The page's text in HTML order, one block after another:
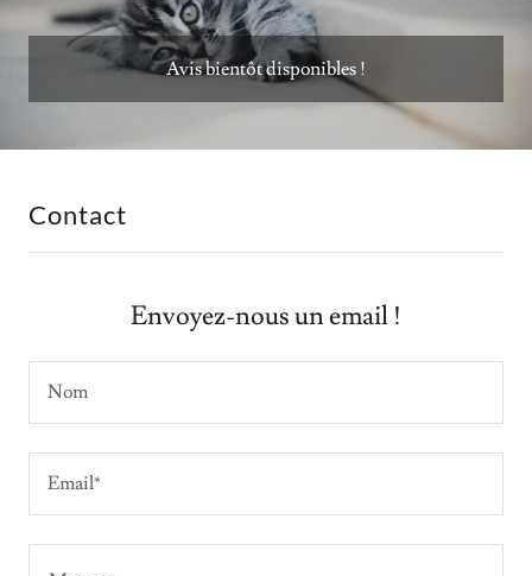
Avis bientôt disponibles !
Contact
Envoyez-nous un email !
Nom
Email*